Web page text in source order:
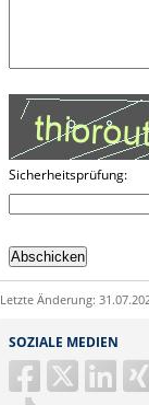
Sicherheitsprüfung:
Letzte Änderung:
SOZIALE MEDIEN